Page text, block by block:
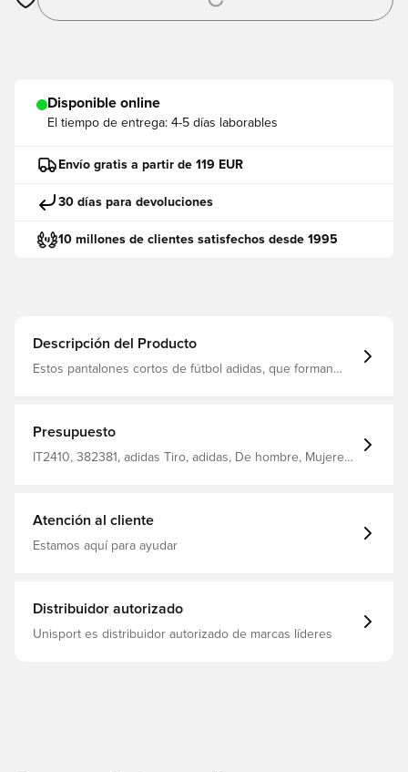
Abre un modal para iniciar sesión o registrarse como miembro
Disponible online
El tiempo de entrega: 4-5 días laborables
Envío gratis a partir de 119 EUR
30 días para devoluciones
10 millones de clientes satisfechos desde 1995
Descripción del Producto
Estos pantalones cortos de fútbol adidas, que forman
humedad, para que se mantenga seco incluso a toda
velocidad Ajuste normal Hecho de poliéster 100%
reciclado.
Presupuesto
IT2410, 382381, adidas Tiro, adidas, De hombre, Mujeres,
Atención al cliente
Estamos aquí para ayudar
Distribuidor autorizado
Unisport es distribuidor autorizado de marcas líderes